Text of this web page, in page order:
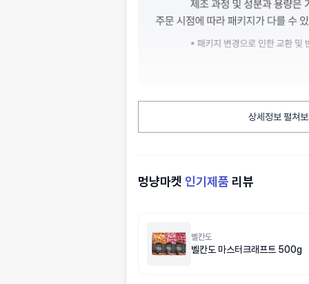
상세정보 펼쳐
멍냥마켓 인기제품 리뷰
벨칸도
벨칸도 마스터크래프트 500g